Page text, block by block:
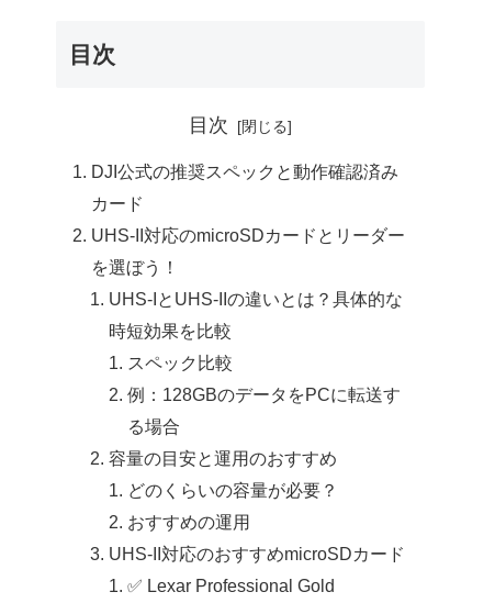
目次
目次
DJI公式の推奨スペックと動作確認済み
カード
UHS-II対応のmicroSDカードとリーダー
を選ぼう！
UHS-IとUHS-IIの違いとは？具体的な
時短効果を比較
スペック比較
例：128GBのデータをPCに転送す
る場合
容量の目安と運用のおすすめ
どのくらいの容量が必要？
おすすめの運用
UHS-II対応のおすすめmicroSDカード
✅ Lexar Professional Gold